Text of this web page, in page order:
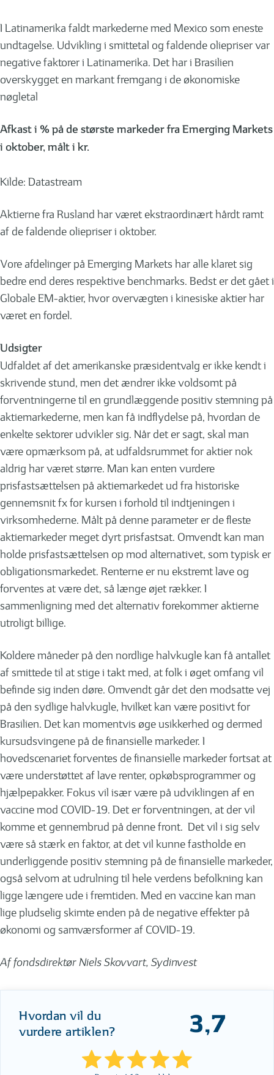
I Latinamerika faldt markederne med Mexico som eneste
undtagelse. Udvikling i smittetal og faldende oliepriser var
negative faktorer i Latinamerika. Det har i Brasilien
overskygget en markant fremgang i de økonomiske
nøgletal
Afkast i % på de største markeder fra Emerging Markets
i oktober, målt i kr.
Kilde: Datastream
Aktierne fra Rusland har været ekstraordinært hårdt ramt
af de faldende oliepriser i oktober.
Vore afdelinger på Emerging Markets har alle klaret sig
bedre end deres respektive benchmarks. Bedst er det gået i
Globale EM-aktier, hvor overvægten i kinesiske aktier har
været en fordel.
Udsigter
Udfaldet af det amerikanske præsidentvalg er ikke kendt i
skrivende stund, men det ændrer ikke voldsomt på
forventningerne til en grundlæggende positiv stemning på
aktiemarkederne, men kan få indflydelse på, hvordan de
enkelte sektorer udvikler sig. Når det er sagt, skal man
være opmærksom på, at udfaldsrummet for aktier nok
aldrig har været større. Man kan enten vurdere
prisfastsættelsen på aktiemarkedet ud fra historiske
gennemsnit fx for kursen i forhold til indtjeningen i
virksomhederne. Målt på denne parameter er de fleste
aktiemarkeder meget dyrt prisfastsat. Omvendt kan man
holde prisfastsættelsen op mod alternativet, som typisk er
obligationsmarkedet. Renterne er nu ekstremt lave og
forventes at være det, så længe øjet rækker. I
sammenligning med det alternativ forekommer aktierne
utroligt billige.
Koldere måneder på den nordlige halvkugle kan få antallet
af smittede til at stige i takt med, at folk i øget omfang vil
befinde sig inden døre. Omvendt går det den modsatte vej
på den sydlige halvkugle, hvilket kan være positivt for
Brasilien. Det kan momentvis øge usikkerhed og dermed
kursudsvingene på de finansielle markeder. I
hovedscenariet forventes de finansielle markeder fortsat at
være understøttet af lave renter, opkøbsprogrammer og
hjælpepakker. Fokus vil især være på udviklingen af en
vaccine mod COVID-19. Det er forventningen, at der vil
komme et gennembrud på denne front. Det vil i sig selv
være så stærk en faktor, at det vil kunne fastholde en
underliggende positiv stemning på de finansielle markeder,
også selvom at udrulning til hele verdens befolkning kan
ligge længere ude i fremtiden. Med en vaccine kan man
lige pludselig skimte enden på de negative effekter på
økonomi og samværsformer af COVID-19.
Af fondsdirektør Niels Skovvart, Sydinvest
Hvordan vil du
vurdere artiklen?
3,7